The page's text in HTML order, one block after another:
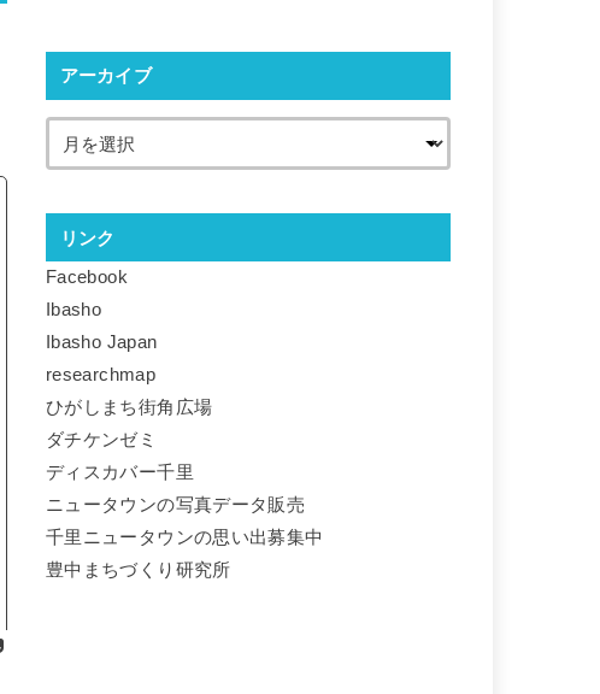
アーカイブ
リンク
Facebook
Ibasho
Ibasho Japan
researchmap
ひがしまち街角広場
ダチケンゼミ
ディスカバー千里
ニュータウンの写真データ販売
千里ニュータウンの思い出募集中
豊中まちづくり研究所